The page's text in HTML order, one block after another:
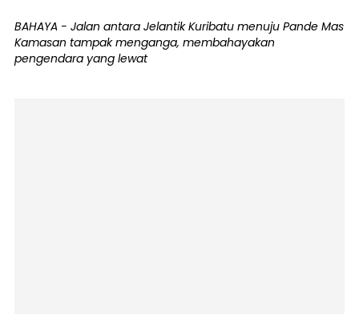
BAHAYA - Jalan antara Jelantik Kuribatu menuju Pande Mas
Kamasan tampak menganga, membahayakan
pengendara yang lewat